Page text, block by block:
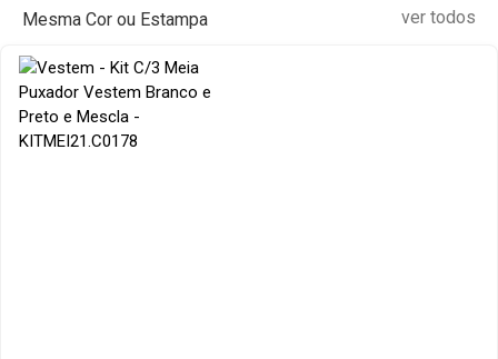
Mesma Cor ou Estampa ver todos